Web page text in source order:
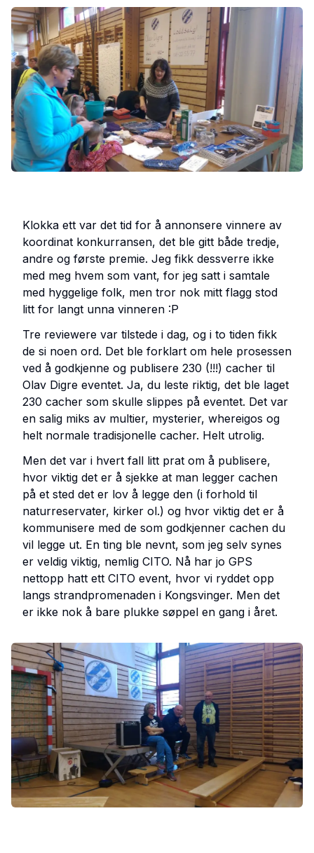
Klokka ett var det tid for å annonsere vinnere av
koordinat konkurransen, det ble gitt både tredje,
andre og første premie. Jeg fikk dessverre ikke
med meg hvem som vant, for jeg satt i samtale
med hyggelige folk, men tror nok mitt flagg stod
litt for langt unna vinneren :P
Tre reviewere var tilstede i dag, og i to tiden fikk
de si noen ord. Det ble forklart om hele prosessen
ved å godkjenne og publisere 230 (!!!) cacher til
Olav Digre eventet. Ja, du leste riktig, det ble laget
230 cacher som skulle slippes på eventet. Det var
en salig miks av multier, mysterier, whereigos og
helt normale tradisjonelle cacher. Helt utrolig.
Men det var i hvert fall litt prat om å publisere,
hvor viktig det er å sjekke at man legger cachen
på et sted det er lov å legge den (i forhold til
naturreservater, kirker ol.) og hvor viktig det er å
kommunisere med de som godkjenner cachen du
vil legge ut. En ting ble nevnt, som jeg selv synes
er veldig viktig, nemlig CITO. Nå har jo GPS
nettopp hatt ett CITO event, hvor vi ryddet opp
langs strandpromenaden i Kongsvinger. Men det
er ikke nok å bare plukke søppel en gang i året.